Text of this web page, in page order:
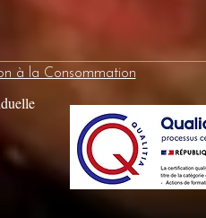
à la Consommation